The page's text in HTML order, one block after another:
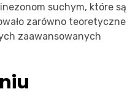
suchym, które są
zarówno teoretyczne
zaawansowanych